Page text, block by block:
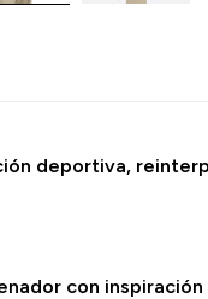
deportiva,
con